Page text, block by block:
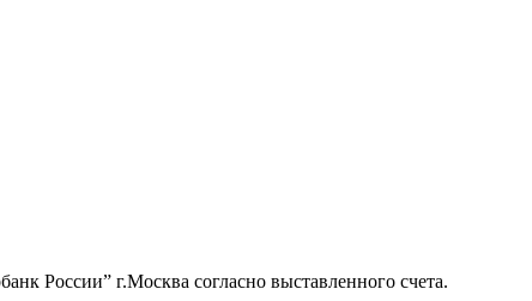
России” г.Москва согласно выставленного счета.